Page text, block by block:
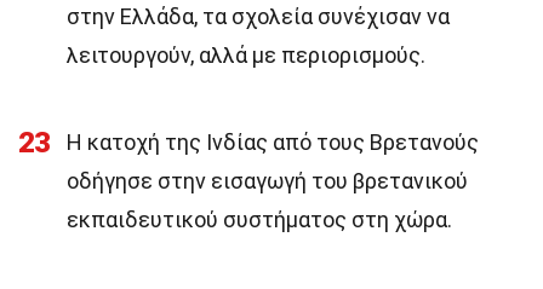
στην Ελλάδα, τα σχολεία συνέχισαν να
λειτουργούν, αλλά με περιορισμούς.
23
Η κατοχή της Ινδίας από τους Βρετανούς
οδήγησε στην εισαγωγή του βρετανικού
εκπαιδευτικού συστήματος στη χώρα.